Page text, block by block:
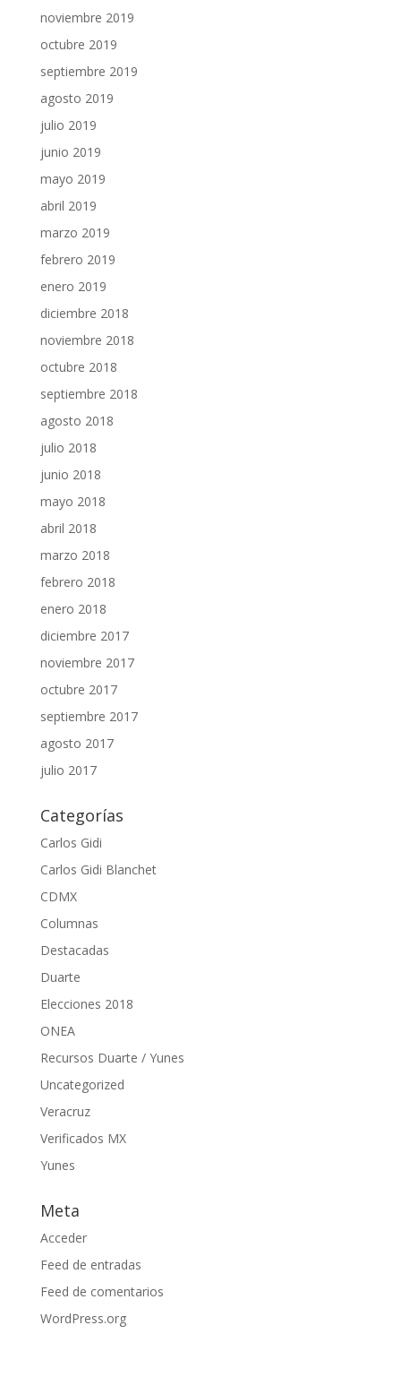
noviembre 2019
octubre 2019
septiembre 2019
agosto 2019
julio 2019
junio 2019
mayo 2019
abril 2019
marzo 2019
febrero 2019
enero 2019
diciembre 2018
noviembre 2018
octubre 2018
septiembre 2018
agosto 2018
julio 2018
junio 2018
mayo 2018
abril 2018
marzo 2018
febrero 2018
enero 2018
diciembre 2017
noviembre 2017
octubre 2017
septiembre 2017
agosto 2017
julio 2017
Categorías
Carlos Gidi
Carlos Gidi Blanchet
CDMX
Columnas
Destacadas
Duarte
Elecciones 2018
ONEA
Recursos Duarte / Yunes
Uncategorized
Veracruz
Verificados MX
Yunes
Meta
Acceder
Feed de entradas
Feed de comentarios
WordPress.org